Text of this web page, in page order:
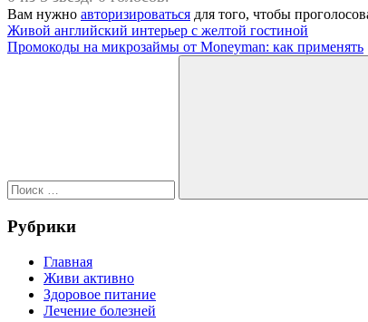
Вам нужно авторизироваться для того, чтобы
Навигация
по
Предыдущая
запись:
Живой английский интерьер с желтой гостиной
Следующая
Промокоды на микрозаймы от Moneyman: как применять
Поиск
Рубрики
Главная
Живи активно
Здоровое питание
Лечение болезней